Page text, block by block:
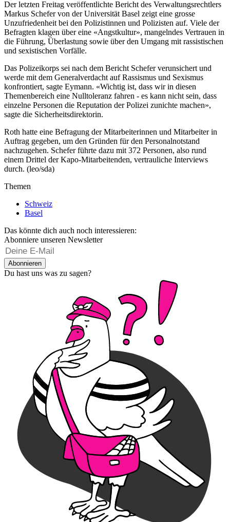
Der letzten Freitag veröffentlichte Bericht des Verwaltungsrechtlers
Markus Schefer von der Universität Basel zeigt eine grosse
Unzufriedenheit bei den Polizistinnen und Polizisten auf. Viele der
Befragten klagen über eine «Angstkultur», mangelndes Vertrauen in
die Führung, Überlastung sowie über den Umgang mit rassistischen
und sexistischen Vorfälle.
Das Polizeikorps sei nach dem Bericht Schefer verunsichert und
werde mit dem Generalverdacht auf Rassismus und Sexismus
konfrontiert, sagte Eymann. «Wichtig ist, dass wir in diesen
Themenbereich eine Nulltoleranz fahren - es kann nicht sein, dass
einzelne Personen die Reputation der Polizei zunichte machen»,
sagte die Sicherheitsdirektorin.
Roth hatte eine Befragung der Mitarbeiterinnen und Mitarbeiter in
Auftrag gegeben, um den Gründen für den Personalnotstand
nachzugehen. Schefer führte dazu mit 372 Personen, also rund
einem Drittel der Kapo-Mitarbeitenden, vertrauliche Interviews
durch. (leo/sda)
Themen
Schweiz
Basel
Das könnte dich auch noch interessieren:
Abonniere unseren Newsletter
Abonnieren
Du hast uns was zu sagen?